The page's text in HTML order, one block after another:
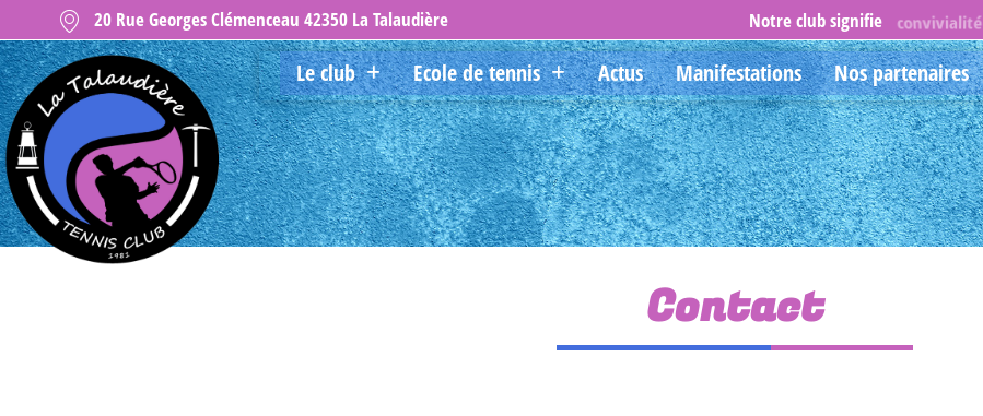
20 Rue Georges Clémenceau 42350 La Talaudière Notre club signifie convivialité
Le club Ecole de tennis Actus Manifestations Nos partenaires
Contact